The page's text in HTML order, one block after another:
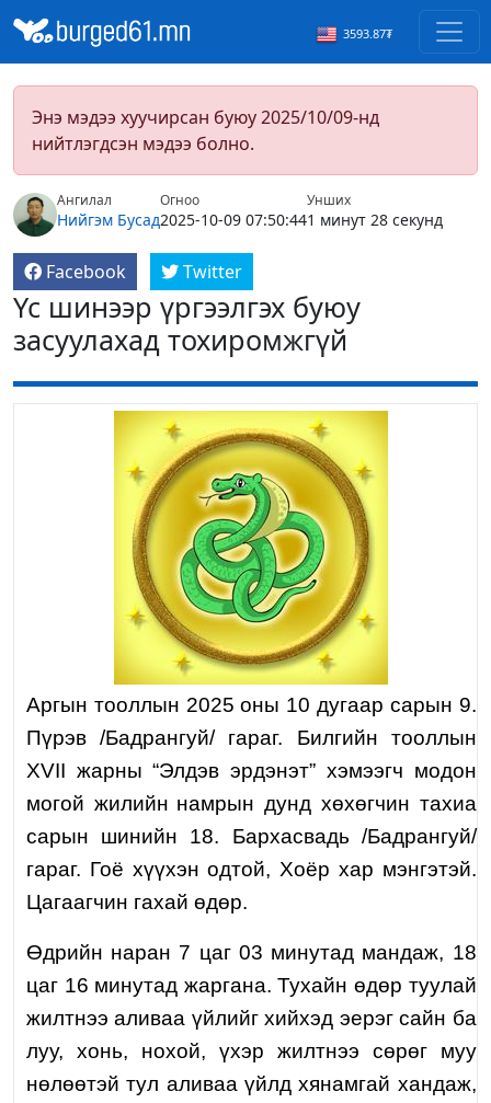
3593.87₮
Энэ мэдээ хуучирсан буюу 2025/10/09-нд
нийтлэгдсэн мэдээ болно.
Ангилал
Нийгэм Бусад
Огноо
2025-10-09 07:50:44
Унших
1 минут 28 секунд
Facebook Twitter
Үс шинээр үргээлгэх буюу
засуулахад тохиромжгүй
Аргын тооллын 2025 оны 10 дугаар сарын 9.
Пүрэв /Бадрангуй/ гараг. Билгийн тооллын
XVII жарны “Элдэв эрдэнэт” хэмээгч модон
могой жилийн намрын дунд хөхөгчин тахиа
сарын шинийн 18. Бархасвадь /Бадрангуй/
гараг. Гоё хүүхэн одтой, Хоёр хар мэнгэтэй.
Цагаагчин гахай өдөр.
Өдрийн наран 7 цаг 03 минутад мандаж, 18
цаг 16 минутад жаргана. Тухайн өдөр туулай
жилтнээ аливаа үйлийг хийхэд эерэг сайн ба
луу, хонь, нохой, үхэр жилтнээ сөрөг муу
нөлөөтэй тул аливаа үйлд хянамгай хандаж,